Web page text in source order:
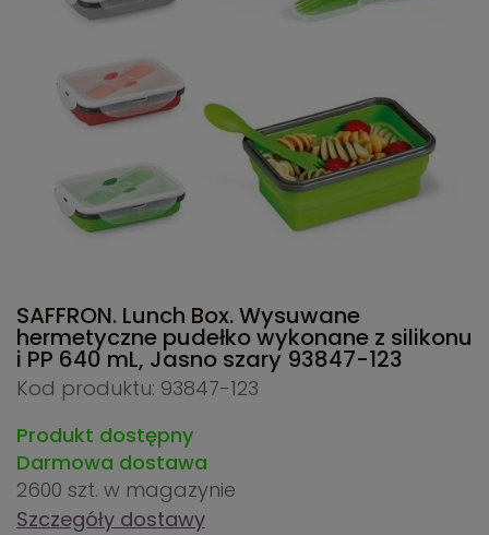
SAFFRON. Lunch Box. Wysuwane
hermetyczne pudełko wykonane z silikonu
i PP 640 mL, Jasno szary 93847-123
Kod produktu: 93847-123
Produkt dostępny
Darmowa dostawa
2600 szt. w magazynie
Szczegóły dostawy